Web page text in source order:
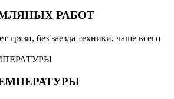
РАБОТ
грязи, без заезда техники, чаще всего